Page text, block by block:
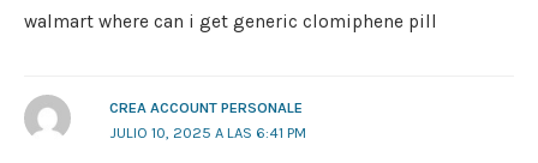
walmart where can i get generic clomiphene pill
CREA ACCOUNT PERSONALE
JULIO 10, 2025 A LAS 6:41 PM